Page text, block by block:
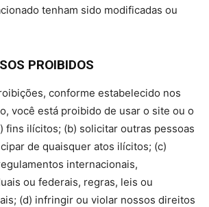
tenham sido modificadas ou
PROIBIDOS
conforme estabelecido nos
você está proibido de usar o site ou o
fins ilícitos; (b) solicitar outras pessoas
de quaisquer atos ilícitos; (c)
internacionais,
ou federais, regras, leis ou
(d) infringir ou violar nossos direitos